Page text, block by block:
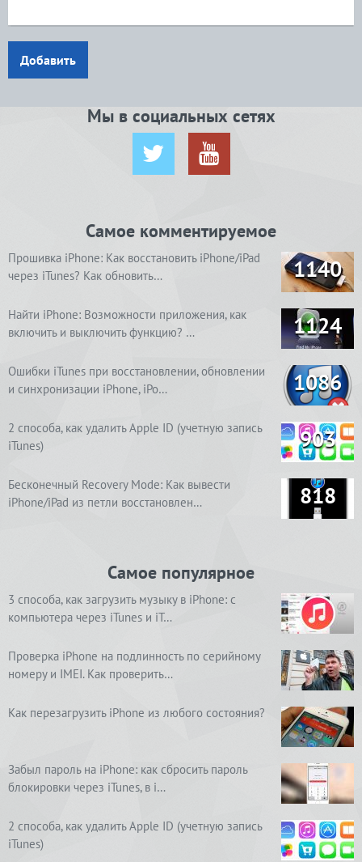
Добавить
Мы в социальных сетях
Самое комментируемое
Прошивка iPhone: Как восстановить iPhone/iPad
через iTunes? Как обновить…
1140
Найти iPhone: Возможности приложения, как
включить и выключить функцию? …
1124
Ошибки iTunes при восстановлении, обновлении
и синхронизации iPhone, iPo…
1086
2 способа, как удалить Apple ID (учетную запись
iTunes)
903
Бесконечный Recovery Mode: Как вывести
iPhone/iPad из петли восстановлен…
818
Самое популярное
3 способа, как загрузить музыку в iPhone: с
компьютера через iTunes и iT…
Проверка iPhone на подлинность по серийному
номеру и IMEI. Как проверить…
Как перезагрузить iPhone из любого состояния?
Забыл пароль на iPhone: как сбросить пароль
блокировки через iTunes, в i…
2 способа, как удалить Apple ID (учетную запись
iTunes)